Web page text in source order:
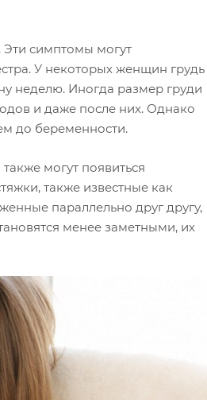
симптомы могут
У некоторых женщин грудь
неделю. Иногда размер груди
и даже после них. Однако
до беременности.
могут появиться
также известные как
параллельно друг другу,
менее заметными, их